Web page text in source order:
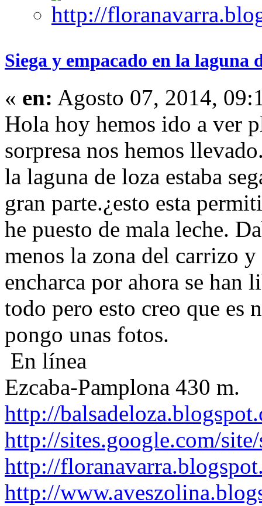
Siega y empacado en la laguna
« en: Agosto 07, 2014,
Hola hoy hemos ido a ver
sorpresa nos hemos
la laguna de loza estaba
gran parte.¿esto esta
he puesto de mala leche.
menos la zona del carrizo y
encharca por ahora se han
todo pero esto creo que es
pongo unas fotos.
En línea
Ezcaba-Pamplona 430 m.
http://
http://sites.google.com/
http://
http://